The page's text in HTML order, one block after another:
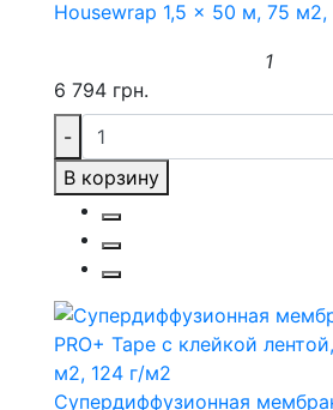
Housewrap 1,5 x 50 м, 75
1
6 794 грн.
-
В корзину
Супердиффузионная